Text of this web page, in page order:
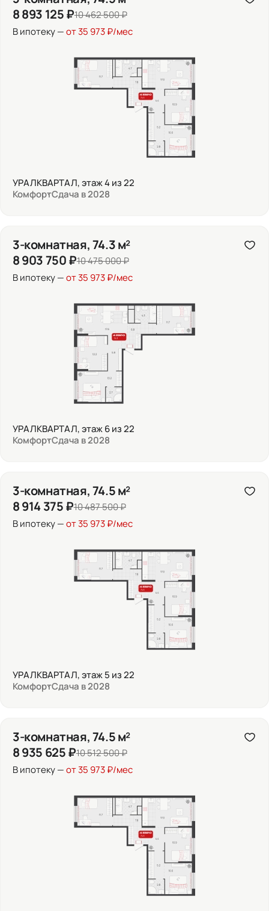
8 893 125 ₽10 462 500 ₽
В ипотеку —от 35 973 ₽/мес
УРАЛКВАРТАЛ, этаж 4 из 22
КомфортСдача в 2028
3-комнатная, 74.3 м²
8 903 750 ₽10 475 000 ₽
В ипотеку —от 35 973 ₽/мес
УРАЛКВАРТАЛ, этаж 6 из 22
КомфортСдача в 2028
3-комнатная, 74.5 м²
8 914 375 ₽10 487 500 ₽
В ипотеку —от 35 973 ₽/мес
УРАЛКВАРТАЛ, этаж 5 из 22
КомфортСдача в 2028
3-комнатная, 74.5 м²
8 935 625 ₽10 512 500 ₽
В ипотеку —от 35 973 ₽/мес